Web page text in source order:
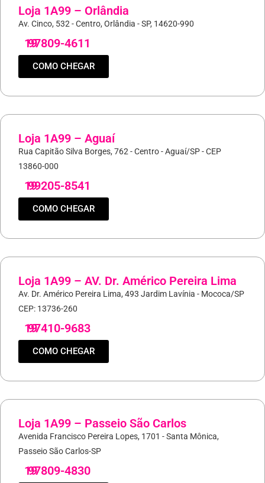
Loja 1A99 – Orlândia
Av. Cinco, 532 - Centro, Orlândia - SP, 14620-990
19
97809-4611
COMO CHEGAR
Loja 1A99 – Aguaí
Rua Capitão Silva Borges, 762 - Centro - Aguaí/SP - CEP
13860-000
19
99205-8541
COMO CHEGAR
Loja 1A99 – AV. Dr. Américo Pereira Lima
Av. Dr. Américo Pereira Lima, 493 Jardim Lavínia - Mococa/SP
CEP: 13736-260
19
97410-9683
COMO CHEGAR
Loja 1A99 – Passeio São Carlos
Avenida Francisco Pereira Lopes, 1701 - Santa Mônica,
Passeio São Carlos-SP
19
97809-4830